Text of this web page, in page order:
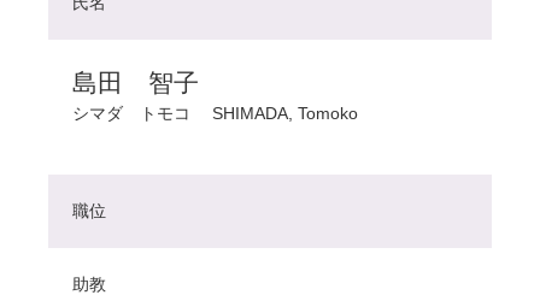
島田 智子
シマダ トモコ SHIMADA, Tomoko
職位
助教